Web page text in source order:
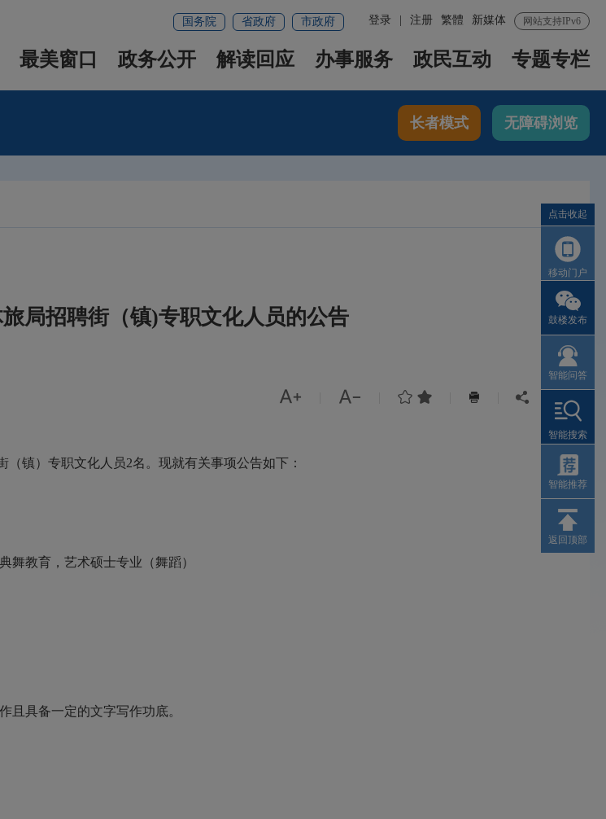
网站支持IPv6
新媒体
繁體
登录 注册
国务院 省政府 市政府
最美窗口 政务公开 解读回应 办事服务 政民互动 专题专栏
长者模式 无障碍浏览
局招聘街（镇)专职文化人员的公告
     
镇）专职文化人员2名。现就有关事项公告如下：
教育，艺术硕士专业（舞蹈）
具备一定的文字写作功底。
点击收起
移动门户
鼓楼发布
智能问答
智能搜索
智能推荐
返回顶部